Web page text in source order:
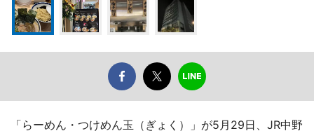
「らーめん・つけめん玉（ぎょく）」が5月29日、JR中野